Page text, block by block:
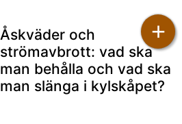
+
Åskväder och
strömavbrott: vad ska
man behålla och vad ska
man slänga i kylskåpet?